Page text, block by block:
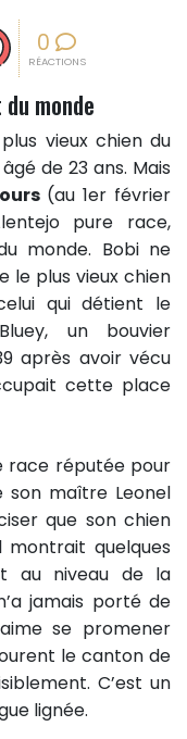
Twitter
sur Pinterest
0
RÉACTIONS
monde
vieux chien du
de 23 ans. Mais
(au 1er février
pure race,
monde. Bobi ne
le plus vieux chien
qui détient le
un bouvier
après avoir vécu
cette place
race réputée pour
maître Leonel
que son chien
quelques
au niveau de la
jamais porté de
se promener
le canton de
C’est un
lignée.